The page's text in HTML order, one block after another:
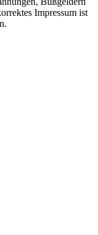
Impressum ist